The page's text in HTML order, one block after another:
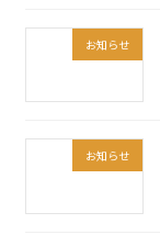
お知らせ
お知らせ